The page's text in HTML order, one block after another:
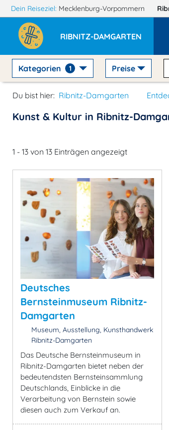
Dein Reiseziel: Mecklenburg-Vorpommern
RIBNITZ-DAMGARTEN
Kategorien 1 Preise
Du bist hier: Ribnitz-Damgarten
Kunst & Kultur in Ribnitz-
1 - 13 von 13 Einträgen angezeigt
Deutsches
Bernsteinmuseum Ribnitz-
Damgarten
Museum, Ausstellung, Kunsthandwerk
Ribnitz-Damgarten
Das Deutsche Bernsteinmuseum in
Ribnitz-Damgarten bietet neben der
bedeutendsten Bernsteinsammlung
Deutschlands, Einblicke in die
Verarbeitung von Bernstein sowie
diesen auch zum Verkauf an.